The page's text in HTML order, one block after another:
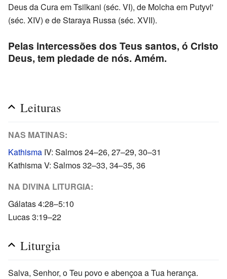
Deus da Cura em Tsilkani (séc. VI), de Molcha em Putyvl'
(séc. XIV) e de Staraya Russa (séc. XVII).
Pelas intercessões dos Teus santos, ó Cristo
Deus, tem piedade de nós. Amém.
Leituras
NAS MATINAS:
Kathisma IV: Salmos 24–26, 27–29, 30–31
Kathisma V: Salmos 32–33, 34–35, 36
NA DIVINA LITURGIA:
Gálatas 4:28–5:10
Lucas 3:19–22
Liturgia
Salva, Senhor, o Teu povo e abençoa a Tua herança.